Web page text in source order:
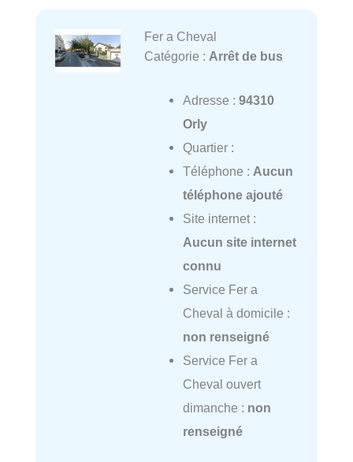
Fer a Cheval
Catégorie : Arrêt de bus
Adresse : 94310
Orly
Quartier :
Téléphone : Aucun
téléphone ajouté
Site internet :
Aucun site internet
connu
Service Fer a
Cheval à domicile :
non renseigné
Service Fer a
Cheval ouvert
dimanche : non
renseigné